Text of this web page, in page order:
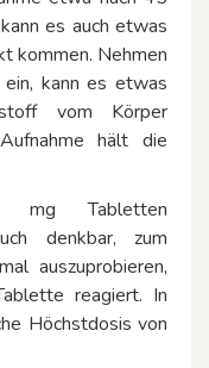
es auch etwas
kommen. Nehmen
kann es etwas
vom Körper
hält die
mg Tabletten
denkbar, zum
auszuprobieren,
reagiert. In
Höchstdosis von